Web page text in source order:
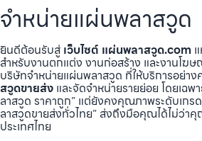
จำหน่ายแผ่นพลาสวูด
ยินดีต้อนรับสู่ เว็บไซต์ แผ่นพลาสวูด.com
สำหรับงานตกแต่ง งานก่อสร้าง และงานโฆษ
บริษัทจำหน่ายแผ่นพลาสวูด ที่ให้บริการอย่า
สวูดขายส่ง และจัดจำหน่ายรายย่อย โดยเฉ
ลาสวูด ราคาถูก” แต่ยังคงคุณภาพระดับเก
ลาสวูดขายส่งทั่วไทย” ส่งถึงมือคุณได้ไม่ว่า
ประเทศไทย